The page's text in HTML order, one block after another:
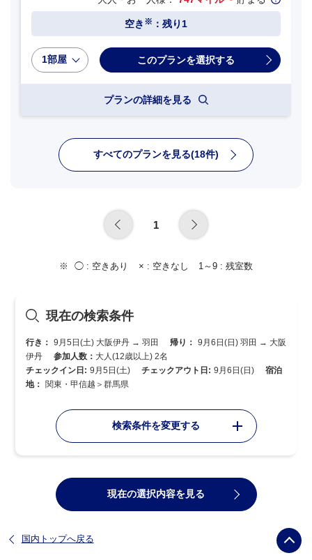
空き ※ ：残り1
1部屋
プランの詳細を見る
すべてのプランを見る(18件)
1
◯ : 空きあり × : 空きなし 1～9 : 残室数
現在の検索条件
行き： 9月5日(土) 大阪伊丹 → 羽田 帰り： 9月6日(日) 羽田 → 大阪
伊丹
参加人数： 大人(12歳以上) 2名
チェックイン日: 9月5日(土) チェックアウト日: 9月6日(日)
宿泊
地：
関東・甲信越＞群馬県
検索条件を変更する
現在の選択内容を見る
国内トップへ戻る